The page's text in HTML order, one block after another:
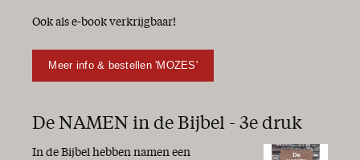
Ook als e-book verkrijgbaar!
Meer info & bestellen 'MOZES'
De NAMEN in de Bijbel - 3e druk
In de Bijbel hebben namen een